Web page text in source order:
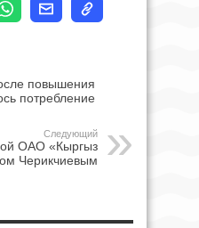
повышения
потребление
Следующий
ОАО «Кыргыз
Черикчиевым